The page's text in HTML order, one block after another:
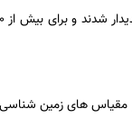
مقیاس های زمین شناسی